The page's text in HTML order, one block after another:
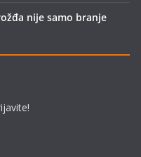
nije samo branje